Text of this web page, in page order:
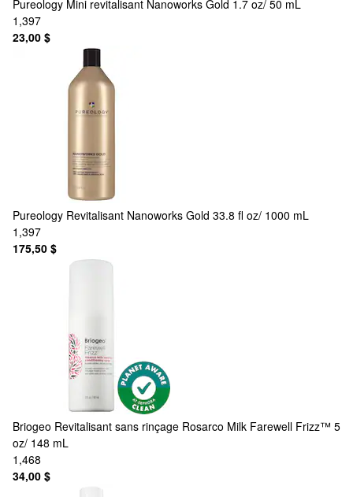
Pureology Mini revitalisant Nanoworks Gold 1.7 oz/ 50 mL
1,397
23,00 $
Pureology Revitalisant Nanoworks Gold 33.8 fl oz/ 1000 mL
1,397
175,50 $
Briogeo Revitalisant sans rinçage Rosarco Milk Farewell Frizz™ 5
oz/ 148 mL
1,468
34,00 $